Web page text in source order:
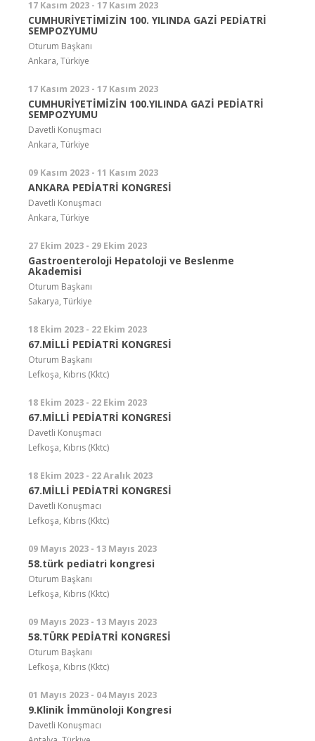
17 Kasım 2023 - 17 Kasım 2023
CUMHURİYETİMİZİN 100. YILINDA GAZİ PEDİATRİ
SEMPOZYUMU
Oturum Başkanı
Ankara, Türkiye
17 Kasım 2023 - 17 Kasım 2023
CUMHURİYETİMİZİN 100.YILINDA GAZİ PEDİATRİ
SEMPOZYUMU
Davetli Konuşmacı
Ankara, Türkiye
09 Kasım 2023 - 11 Kasım 2023
ANKARA PEDİATRİ KONGRESİ
Davetli Konuşmacı
Ankara, Türkiye
27 Ekim 2023 - 29 Ekim 2023
Gastroenteroloji Hepatoloji ve Beslenme
Akademisi
Oturum Başkanı
Sakarya, Türkiye
18 Ekim 2023 - 22 Ekim 2023
67.MİLLİ PEDİATRİ KONGRESİ
Oturum Başkanı
Lefkoşa, Kıbrıs (Kktc)
18 Ekim 2023 - 22 Ekim 2023
67.MİLLİ PEDİATRİ KONGRESİ
Davetli Konuşmacı
Lefkoşa, Kıbrıs (Kktc)
18 Ekim 2023 - 22 Aralık 2023
67.MİLLİ PEDİATRİ KONGRESİ
Davetli Konuşmacı
Lefkoşa, Kıbrıs (Kktc)
09 Mayıs 2023 - 13 Mayıs 2023
58.türk pediatri kongresi
Oturum Başkanı
Lefkoşa, Kıbrıs (Kktc)
09 Mayıs 2023 - 13 Mayıs 2023
58.TÜRK PEDİATRİ KONGRESİ
Oturum Başkanı
Lefkoşa, Kıbrıs (Kktc)
01 Mayıs 2023 - 04 Mayıs 2023
9.Klinik İmmünoloji Kongresi
Davetli Konuşmacı